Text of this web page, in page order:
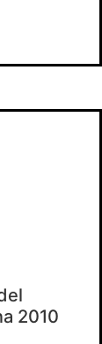
2010